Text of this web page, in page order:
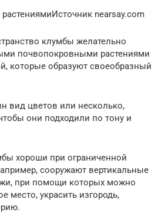
nearsay.com
клумбы желательно
почвопокровными растениями
которые образуют своеобразный
вид цветов или несколько,
они подходили по тону и
хороши при ограниченной
сооружают вертикальные
при помощи которых можно
место, украсить изгородь,